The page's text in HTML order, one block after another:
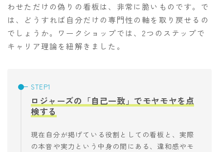
わせただけの偽りの看板は、非常に脆いものです。で
は、どうすれば自分だけの専門性の軸を取り戻せるの
でしょうか。ワークショップでは、2つのステップで
キャリア理論を紐解きました。
ロジャーズの「自己一致」でモヤモヤを点
検する
現在自分が掲げている役割としての看板と、実際
の本音や実力という中身の間にある、違和感やモ